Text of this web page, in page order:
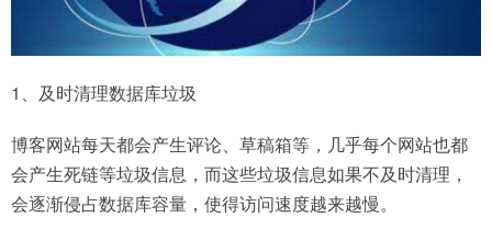
1、及时清理数据库垃圾
博客网站每天都会产生评论、草稿箱等，几乎每个网站也都
会产生死链等垃圾信息，而这些垃圾信息如果不及时清理，
会逐渐侵占数据库容量，使得访问速度越来越慢。